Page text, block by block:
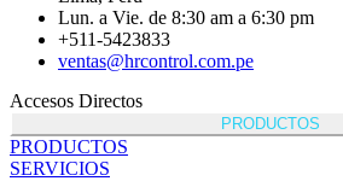
Lun. a Vie. de 8:30 am a 6:30 pm
+511-5423833
ventas@hrcontrol.com.pe
Accesos Directos
PRODUCTOS
PRODUCTOS
SERVICIOS